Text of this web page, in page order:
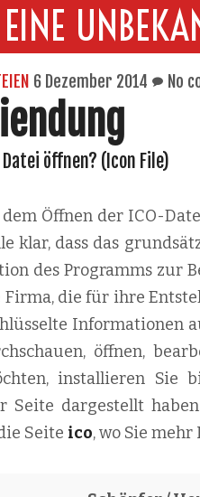
6 Dezember 2014 No
öffnen? (Icon File)
Öffnen der ICO-
klar, dass das
des Programms zur
Firma, die für ihre
Informationen
öffnen,
installieren
Seite dargestellt
Seite ico, wo Sie